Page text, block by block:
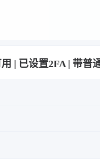
| 已设置2FA | 带普